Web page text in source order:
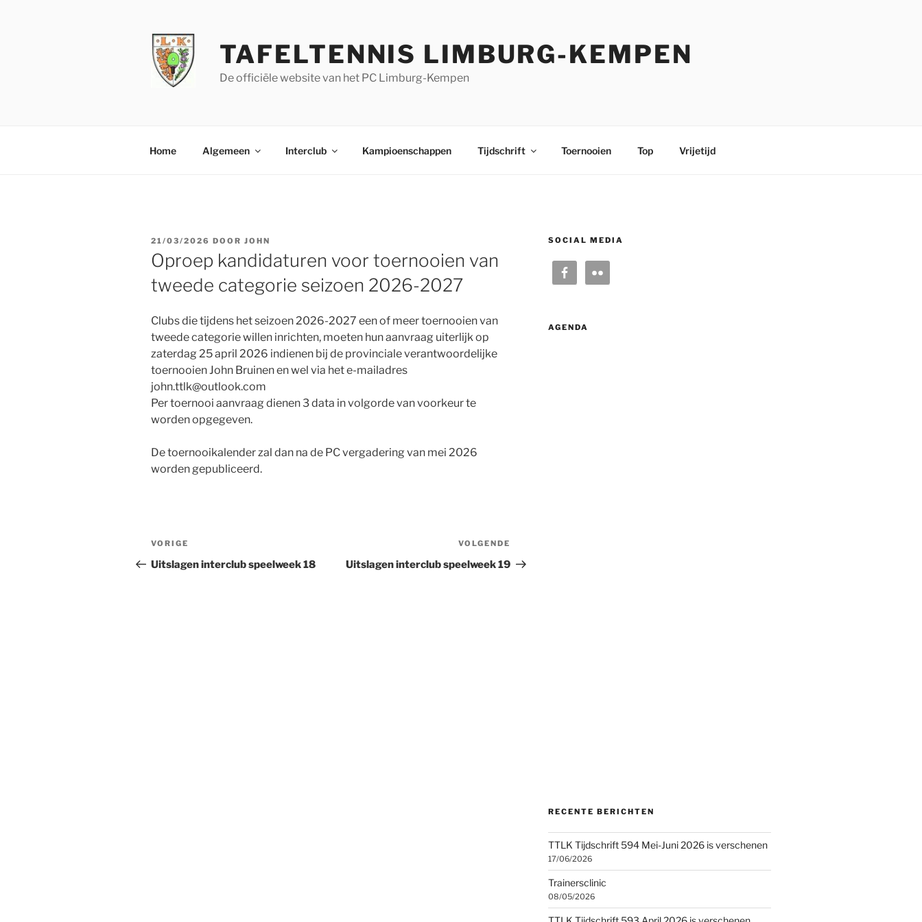
TAFELTENNIS LIMBURG-KEMPEN
De officiële website van het PC Limburg-Kempen
Home Algemeen Interclub Kampioenschappen Tijdschrift Toernooien Top Vrijetijd
GEPLAATST
OP
21/03/2026 DOOR JOHN
Oproep kandidaturen voor toernooien van
tweede categorie seizoen 2026-2027
Clubs die tijdens het seizoen 2026-2027 een of meer toernooien van
tweede categorie willen inrichten, moeten hun aanvraag uiterlijk op
zaterdag 25 april 2026 indienen bij de provinciale verantwoordelijke
toernooien John Bruinen en wel via het e-mailadres
john.ttlk@outlook.com
Per toernooi aanvraag dienen 3 data in volgorde van voorkeur te
worden opgegeven.
De toernooikalender zal dan na de PC vergadering van mei 2026
worden gepubliceerd.
Bericht
navigatie
Vorig
bericht
VORIGE
Uitslagen interclub speelweek 18
bericht
VOLGENDE
Uitslagen interclub speelweek 19
SOCIAL MEDIA
AGENDA
RECENTE BERICHTEN
TTLK Tijdschrift 594 Mei-Juni 2026 is verschenen
17/06/2026
Trainersclinic
08/05/2026